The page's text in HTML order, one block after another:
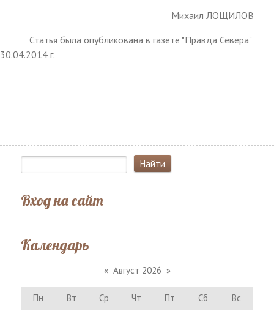
Михаил ЛОЩИЛОВ
Статья была опубликована в газете "Правда Севера"
30.04.2014 г.
Вход на сайт
Календарь
« Август 2026 »
Пн Вт Ср Чт Пт Сб
Вс